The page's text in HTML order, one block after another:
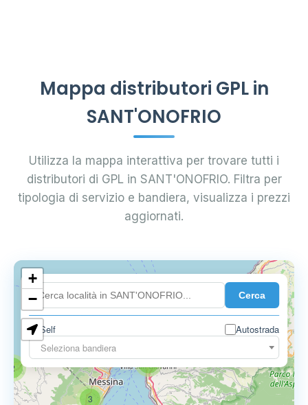
Mappa distributori GPL in
SANT'ONOFRIO
Utilizza la mappa interattiva per trovare tutti i
distributori di GPL in SANT'ONOFRIO. Filtra per
tipologia di servizio e bandiera, visualizza i prezzi
aggiornati.
Cerca
Self
Autostrada
Seleziona bandiera
4
3
2
0.850 €
+
−